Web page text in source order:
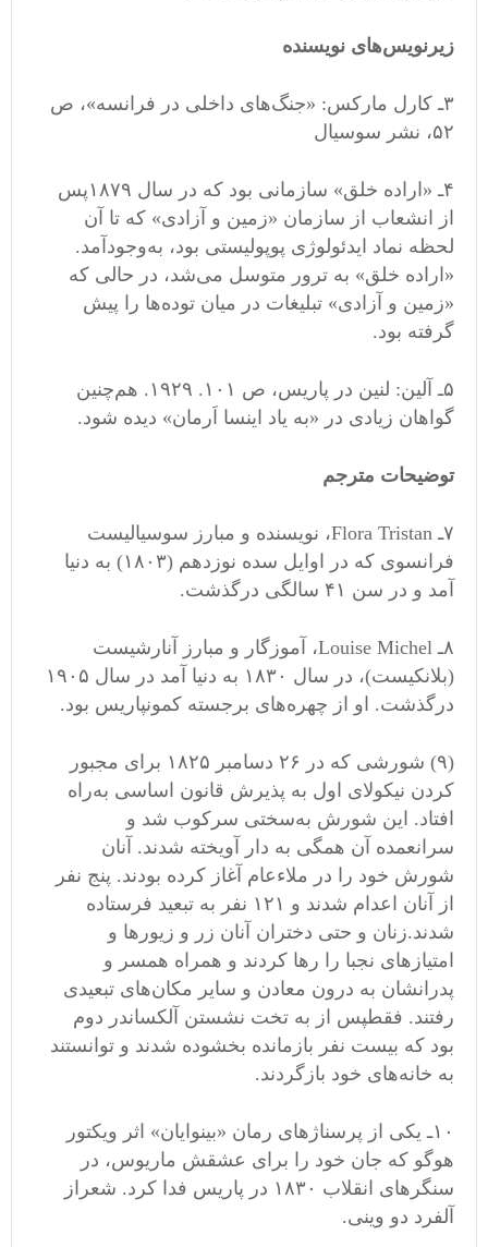
زیرنویسهای نویسنده
۳ـ کارل مارکس : «جنگهای داخلی در فرانسه»، ص
۵۲، نشر سوسیال
۴ـ « اراده خلق»
سازمانی بود که در سال ۱۸۷۹پس
از انشعاب از سازمان «زمین و آزادی» که تا آن
لحظه نماد ایدئولوژی پوپولیستی بود، بهوجودآمد.
« اراده خلق» به ترور متوسل میشد، در حالی که
«زمین و آزادی» تبلیغات در میان تودهها را پیش
گرفته بود.
۵ـ آلین : لنین در پاریس، ص ۱۰۱ . ۱۹۲۹ . همچنین
گواهان زیادی در «به یاد اینسا اَرمان» دیده شود.
توضیحات مترجم
۷ـ Flora Tristan ، نویسنده و مبارز سوسیالیست
فرانسوی که در اوایل سده نوزدهم (۱۸۰۳) به دنیا
آمد و در سن ۴۱ سالگی درگذشت
.
۸ـ Louise Michel ،
آموزگار و مبارز آنارشیست
(بلانکیست)
، در سال ۱۸۳۰ به دنیا آمد در سال ۱۹۰۵
درگذشت. او از چهرههای برجسته کمونپاریس بود.
(۹)
شورشی که در ۲۶ دسامبر ۱۸۲۵ برای مجبور
کردن نیکولای اول به پذیرش قانون اساسی بهراه
افتاد. این شورش بهسختی سرکوب شد و
سرانعمده آن همگی به دار آویخته شدند. آنان
شورش خود را در ملاءعام آغاز کرده بودند. پنج نفر
از آنان اعدام شدند و ۱۲۱ نفر به تبعید
فرستاده
شدند.زنان و حتی دختران آنان زر و زیور ها و
امتیاز های نجبا را رها کردند و همراه همسر و
پدرانشان به درون معادن و سایر مکانهای تبعیدی
رفتند. فقطپس از به تخت نشستن آلکساندر دوم
بود که بیست نفر بازمانده بخشوده شدند و توانستند
به خانههای خود بازگردند.
۱۰ـ یکی از پرسناژ های رمان «بینوایان» اثر ویکتور
هوگو که جان خود را برای عشقش ماریوس، در
سنگر های انقلاب ۱۸۳۰ در پاریس فدا کرد . شعراز
آلفرد دو وینی.